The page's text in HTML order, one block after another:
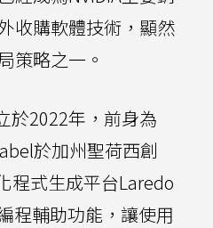
收購軟體技術，顯然
策略之一。
於2022年，前身為
於加州聖荷西創
程式生成平台Laredo
程輔助功能，讓使用